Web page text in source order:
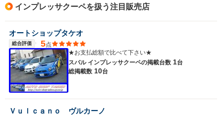
インプレッサクーペを扱う注目販売店
オートショップタケオ
総合評価 5点
★お支払総額で比べて下さい★
スバル インプレッサクーペの掲載台数 1台
総掲載数 10台
Ｖｕｌｃａｎｏ ヴルカーノ